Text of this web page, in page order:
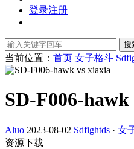
登录注册
搜
当前位置： 首页 女子格斗
SD-F006-
Aluo 2023-08-02 Sdfightds · 女
资源下载